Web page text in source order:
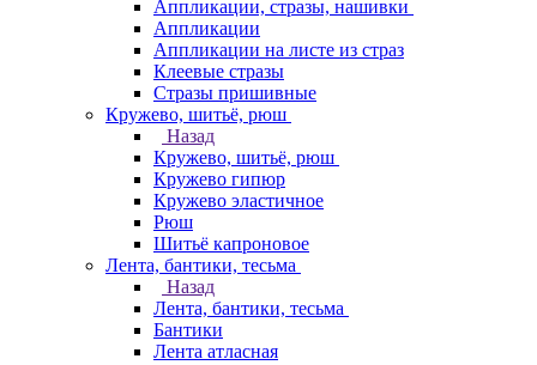
Аппликации, стразы, нашивки
Аппликации
Аппликации на листе из страз
Клеевые стразы
Стразы пришивные
Кружево, шитьё, рюш
Назад
Кружево, шитьё, рюш
Кружево гипюр
Кружево эластичное
Рюш
Шитьё капроновое
Лента, бантики, тесьма
Назад
Лента, бантики, тесьма
Бантики
Лента атласная